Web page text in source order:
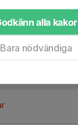
alla kakor
Bara nödvändiga